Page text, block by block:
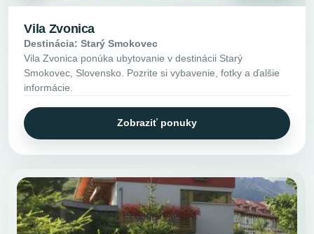
Vila Zvonica
Destinácia: Starý Smokovec
Vila Zvonica ponúka ubytovanie v destinácii Starý
Smokovec, Slovensko. Pozrite si vybavenie, fotky a ďalšie
informácie.
Zobraziť ponuky